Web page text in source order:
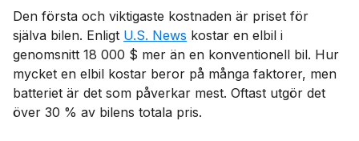
Den första och viktigaste kostnaden är priset för
själva bilen. Enligt U.S. News kostar en elbil i
genomsnitt 18 000 $ mer än en konventionell bil. Hur
mycket en elbil kostar beror på många faktorer, men
batteriet är det som påverkar mest. Oftast utgör det
över 30 % av bilens totala pris.